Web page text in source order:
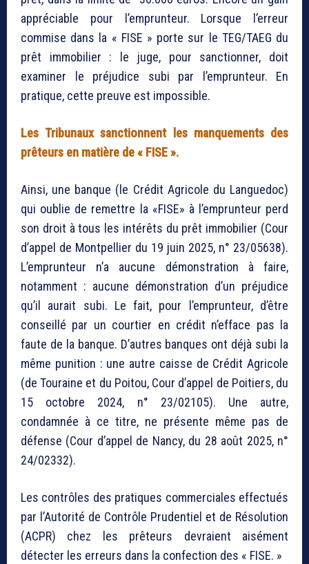
appréciable pour l’emprunteur. Lorsque l’erreur
commise dans la « FISE » porte sur le TEG/TAEG du
prêt immobilier : le juge, pour sanctionner, doit
examiner le préjudice subi par l’emprunteur. En
pratique, cette preuve est impossible.
Les Tribunaux sanctionnent les manquements des
prêteurs en matière de « FISE ».
Ainsi, une banque (le Crédit Agricole du Languedoc)
qui oublie de remettre la «FISE» à l’emprunteur perd
son droit à tous les intérêts du prêt immobilier (Cour
d’appel de Montpellier du 19 juin 2025, n° 23/05638).
L’emprunteur n’a aucune démonstration à faire,
notamment : aucune démonstration d’un préjudice
qu’il aurait subi. Le fait, pour l’emprunteur, d’être
conseillé par un courtier en crédit n’efface pas la
faute de la banque. D’autres banques ont déjà subi la
même punition : une autre caisse de Crédit Agricole
(de Touraine et du Poitou, Cour d’appel de Poitiers, du
15 octobre 2024, n° 23/02105). Une autre,
condamnée à ce titre, ne présente même pas de
défense (Cour d’appel de Nancy, du 28 août 2025, n°
24/02332).
Les contrôles des pratiques commerciales effectués
par l’Autorité de Contrôle Prudentiel et de Résolution
(ACPR) chez les prêteurs devraient aisément
détecter les erreurs dans la confection des « FISE. »